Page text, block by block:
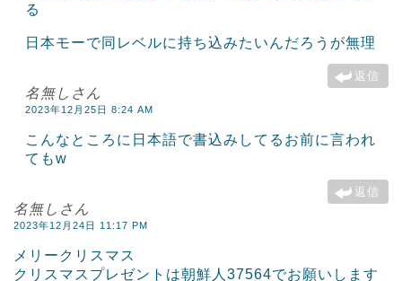
る
日本モーで同レベルに持ち込みたいんだろうが無理
返信
名無しさん
2023年12月25日 8:24 AM
こんなところに日本語で書込みしてるお前に言われ
てもw
返信
名無しさん
2023年12月24日 11:17 PM
メリークリスマス
クリスマスプレゼントは朝鮮人37564でお願いします